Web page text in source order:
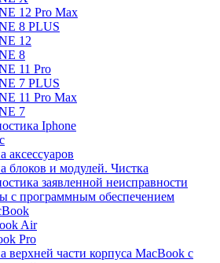
12 Pro Max
8 PLUS
12
8
11 Pro
7 PLUS
11 Pro Max
7
Iphone
аксессуаров
блоков и модулей. Чистка
заявленной неисправности
с программным обеспечением
Air
Pro
верхней части корпуса MacBook с